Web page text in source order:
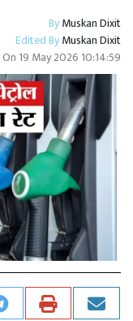
ByMuskan Dixit
Edited ByMuskan Dixit
On 19 May 2026 10:14:59